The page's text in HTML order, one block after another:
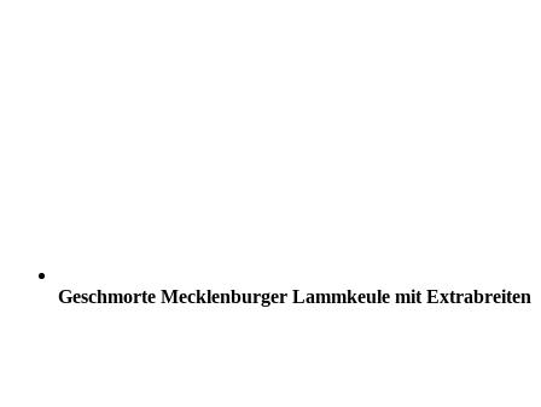
Geschmorte Mecklenburger Lammkeule mit Extrabreiten